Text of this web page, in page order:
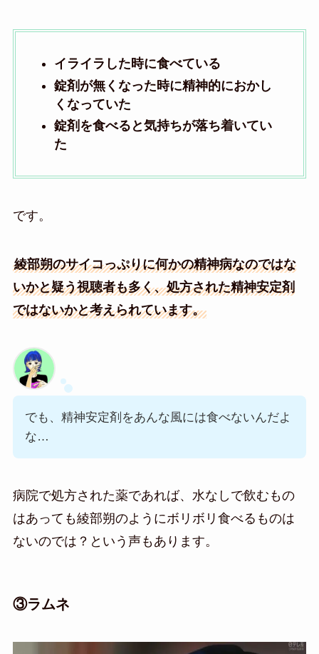
イライラした時に食べている
錠剤が無くなった時に精神的におかし
くなっていた
錠剤を食べると気持ちが落ち着いてい
た
です。
綾部朔のサイコっぷりに何かの精神病なのではな
いかと疑う視聴者も多く、処方された精神安定剤
ではないかと考えられています。
でも、精神安定剤をあんな風には食べないんだよ
な…
病院で処方された薬であれば、水なしで飲むもの
はあっても綾部朔のようにボリボリ食べるものは
ないのでは？という声もあります。
③ラムネ